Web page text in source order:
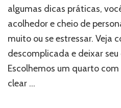
algumas dicas práticas,
acolhedor e cheio de
muito ou se estressar. Veja
descomplicada e deixar
Escolhemos um quarto
clear …